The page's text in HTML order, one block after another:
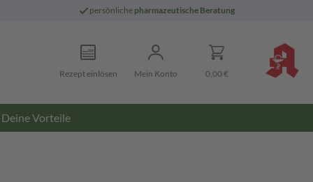
persönliche pharmazeutische Beratung
Rezept einlösen Mein Konto 0,00 €
Deine Vorteile